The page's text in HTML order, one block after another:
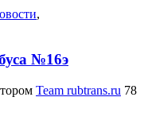
,
№16э
Team rubtrans.ru 78